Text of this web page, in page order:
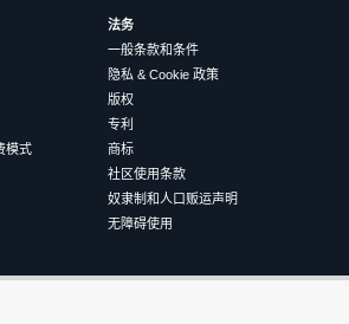
模式
法务
一般条款和条件
隐私 & Cookie 政策
版权
专利
商标
社区使用条款
奴隶制和人口贩运声明
无障碍使用